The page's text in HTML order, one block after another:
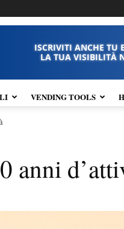
ISCRIVITI ANCHE TU
LA TUA VISIBILITÀ
VENDING TOOLS
anni